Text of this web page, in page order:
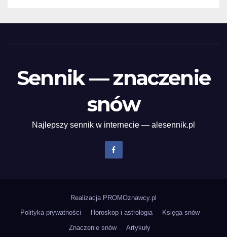
Sennik — znaczenie
snów
Najlepszy sennik w internecie — alesennik.pl
Realizacja PROMOznawcy.pl
Polityka prywatności
Horoskop i astrologia
Księga snów
Znaczenie snów
Artykuły